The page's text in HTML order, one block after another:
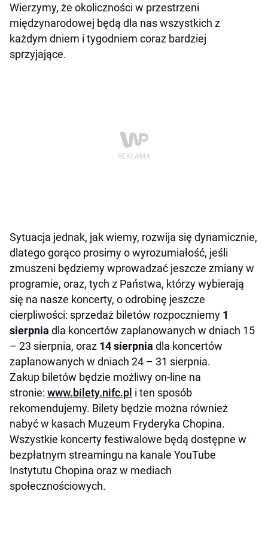
Wierzymy, że okoliczności w przestrzeni
międzynarodowej będą dla nas wszystkich z
każdym dniem i tygodniem coraz bardziej
sprzyjające.
Sytuacja jednak, jak wiemy, rozwija się dynamicznie,
dlatego gorąco prosimy o wyrozumiałość, jeśli
zmuszeni będziemy wprowadzać jeszcze zmiany w
programie, oraz, tych z Państwa, którzy wybierają
się na nasze koncerty, o odrobinę jeszcze
cierpliwości: sprzedaż biletów rozpoczniemy 1
sierpnia dla koncertów zaplanowanych w dniach 15
– 23 sierpnia, oraz 14 sierpnia dla koncertów
zaplanowanych w dniach 24 – 31 sierpnia.
Zakup biletów będzie możliwy on-line na
stronie: www.bilety.nifc.pl i ten sposób
rekomendujemy. Bilety będzie można również
nabyć w kasach Muzeum Fryderyka Chopina.
Wszystkie koncerty festiwalowe będą dostępne w
bezpłatnym streamingu na kanale YouTube
Instytutu Chopina oraz w mediach
społecznościowych.